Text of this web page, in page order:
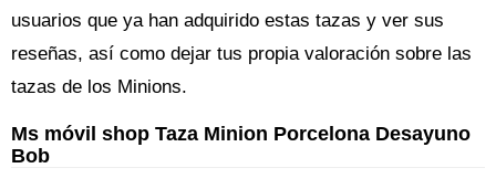
usuarios que ya han adquirido estas tazas y ver sus
reseñas, así como dejar tus propia valoración sobre las
tazas de los Minions.
Ms móvil shop Taza Minion Porcelona Desayuno
Bob